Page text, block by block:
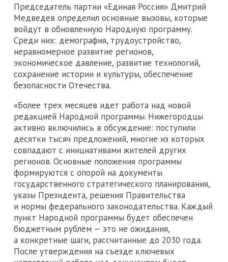
Председатель партии «Единая Россия» Дмитрий
Медведев определил основные вызовы, которые
войдут в обновленную Народную программу.
Среди них: демография, трудоустройство,
неравномерное развитие регионов,
экономическое давление, развитие технологий,
сохранение истории и культуры, обеспечение
безопасности Отечества.
«Более трех месяцев идет работа над новой
редакцией Народной программы. Нижегородцы
активно включились в обсуждение: поступили
десятки тысяч предложений, многие из которых
совпадают с инициативами жителей других
регионов. Основные положения программы
формируются с опорой на документы
государственного стратегического планирования,
указы Президента, решения Правительства
и нормы федерального законодательства. Каждый
пункт Народной программы будет обеспечен
бюджетным рублём — это не ожидания,
а конкретные шаги, рассчитанные до 2030 года.
После утверждения на съезде ключевых